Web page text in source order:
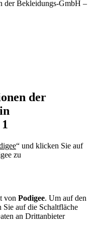
der Bekleidungs-GmbH –
der
“ und klicken Sie auf
zu
von Podigee. Um auf den
auf die Schaltfläche
an Drittanbieter